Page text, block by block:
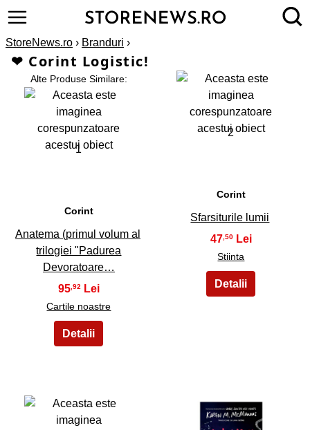
StoreNews.ro › Branduri ›
❤ Corint Logistic!
Alte Produse Similare:
1
Corint
Anatema (primul volum al
trilogiei "Padurea
Devoratoare…
95,92
Cartile noastre
2
Corint
Sfarsiturile lumii
47,50
Stiinta